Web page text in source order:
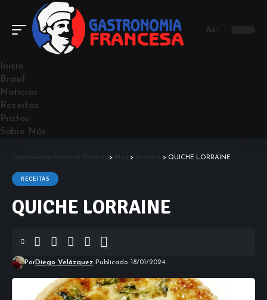
Aa
Início
Brasil
Noticias
Receitas
Pratos
Sobre Nós
Gastronomia Francesa Notícias > Blog > Receitas > QUICHE LORRAINE
RECEITAS
QUICHE LORRAINE
PorDiego Velázquez Publicado 18/01/2024